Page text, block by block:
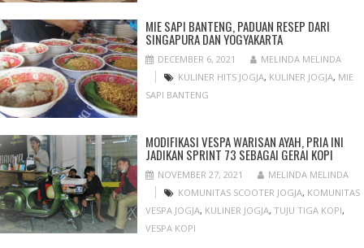
MIE SAPI BANTENG, PADUAN RESEP DARI
SINGAPURA DAN YOGYAKARTA
DECEMBER 6, 2021
MELINDA MELINDA
KULINER HITS JOGJA, KULINER JOGJA, MIE
SAPI BANTENG
MODIFIKASI VESPA WARISAN AYAH, PRIA INI
JADIKAN SPRINT 73 SEBAGAI GERAI KOPI
NOVEMBER 27, 2021
MELINDA MELINDA
KOMUNITAS SCOOTER JOGJA, KOMUNITAS
VESPA JOGJA, KULINER JOGJA,TUJU TIGA KOPI,
VESPA KOPI